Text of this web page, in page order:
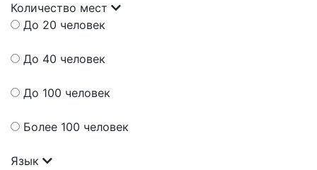
Количество мест
До 20 человек
До 40 человек
До 100 человек
Более 100 человек
Язык